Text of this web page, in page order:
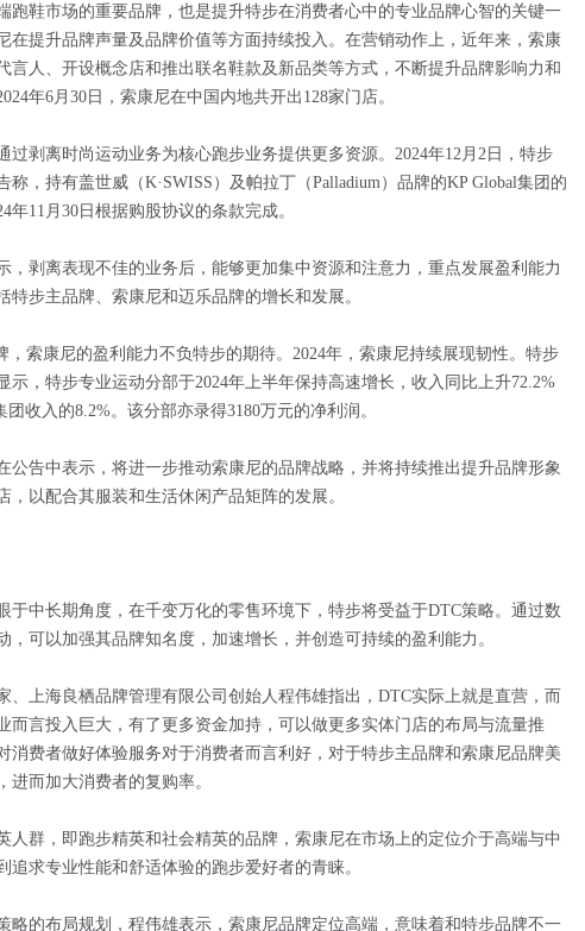
跑鞋市场的重要品牌，也是提升特步在消费者心中的专业品牌心智的关键一
在提升品牌声量及品牌价值等方面持续投入。在营销动作上，近年来，索康
言人、开设概念店和推出联名鞋款及新品类等方式，不断提升品牌影响力和
年6月30日，索康尼在中国内地共开出128家门店。
过剥离时尚运动业务为核心跑步业务提供更多资源。2024年12月2日，特步
称，持有盖世威（K·SWISS）及帕拉丁（Palladium）品牌的KP Global集团的
年11月30日根据购股协议的条款完成。
，剥离表现不佳的业务后，能够更加集中资源和注意力，重点发展盈利能力
特步主品牌、索康尼和迈乐品牌的增长和发展。
，索康尼的盈利能力不负特步的期待。2024年，索康尼持续展现韧性。特步
示，特步专业运动分部于2024年上半年保持高速增长，收入同比上升72.2%
团收入的8.2%。该分部亦录得3180万元的净利润。
公告中表示，将进一步推动索康尼的品牌战略，并将持续推出提升品牌形象
，以配合其服装和生活休闲产品矩阵的发展。
于中长期角度，在千变万化的零售环境下，特步将受益于DTC策略。通过数
，可以加强其品牌知名度，加速增长，并创造可持续的盈利能力。
、上海良栖品牌管理有限公司创始人程伟雄指出，DTC实际上就是直营，而
而言投入巨大，有了更多资金加持，可以做更多实体门店的布局与流量推
消费者做好体验服务对于消费者而言利好，对于特步主品牌和索康尼品牌美
进而加大消费者的复购率。
人群，即跑步精英和社会精英的品牌，索康尼在市场上的定位介于高端与中
追求专业性能和舒适体验的跑步爱好者的青睐。
略的布局规划，程伟雄表示，索康尼品牌定位高端，意味着和特步品牌不一